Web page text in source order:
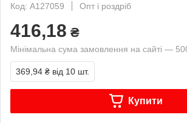
Код: A127059
Опт і роздріб
416,18 ₴
Мінімальна сума замовлення на сайті —
369,94 ₴ від 10 шт.
Купити